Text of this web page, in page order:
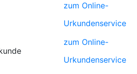
zum Online-
Urkundenservice
zum Online-
Urkundenservice